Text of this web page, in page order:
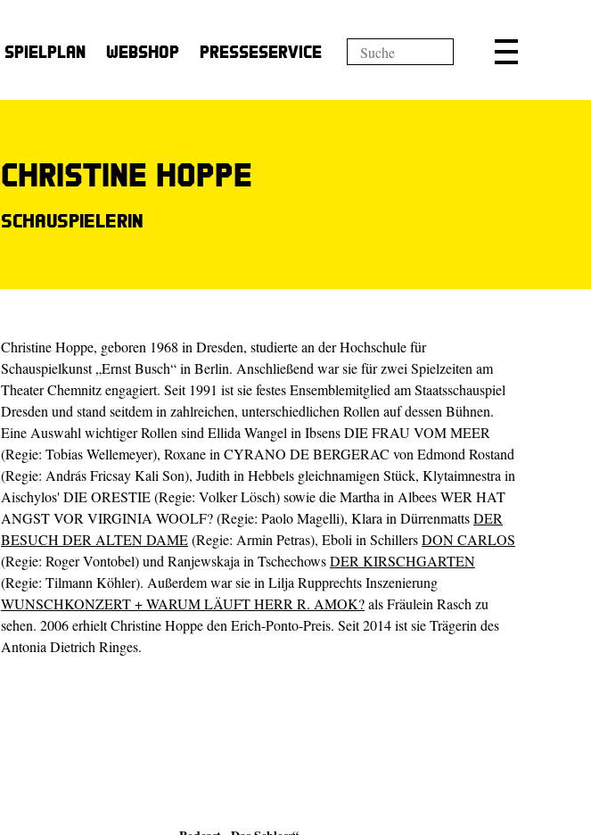
Spielplan Webshop Presseservice
Christine Hoppe
Schauspielerin
Christine Hoppe, geboren 1968 in Dresden, studierte an der Hochschule für
Schauspielkunst „Ernst Busch“ in Berlin. Anschließend war sie für zwei Spielzeiten am
Theater Chemnitz engagiert. Seit 1991 ist sie festes Ensemblemitglied am Staatsschauspiel
Dresden und stand seitdem in zahlreichen, unterschiedlichen Rollen auf dessen Bühnen.
Eine Auswahl wichtiger Rollen sind Ellida Wangel in Ibsens DIE FRAU VOM MEER
(Regie: Tobias Wellemeyer), Roxane in CYRANO DE BERGERAC von Edmond Rostand
(Regie: András Fricsay Kali Son), Judith in Hebbels gleichnamigen Stück, Klytaimnestra in
Aischylos' DIE ORESTIE (Regie: Volker Lösch) sowie die Martha in Albees WER HAT
ANGST VOR VIRGINIA WOOLF? (Regie: Paolo Magelli), Klara in DürrenmattsDER
BESUCH DER ALTEN DAME(Regie: Armin Petras), Eboli in SchillersDON CARLOS
(Regie: Roger Vontobel) und Ranjewskaja in TschechowsDER KIRSCHGARTEN
(Regie: Tilmann Köhler). Außerdem war sie in Lilja Rupprechts Inszenierung
WUNSCHKONZERT + WARUM LÄUFT HERR R. AMOK?als Fräulein Rasch zu
sehen. 2006 erhielt Christine Hoppe den Erich-Ponto-Preis. Seit 2014 ist sie Trägerin des
Antonia Dietrich Ringes.